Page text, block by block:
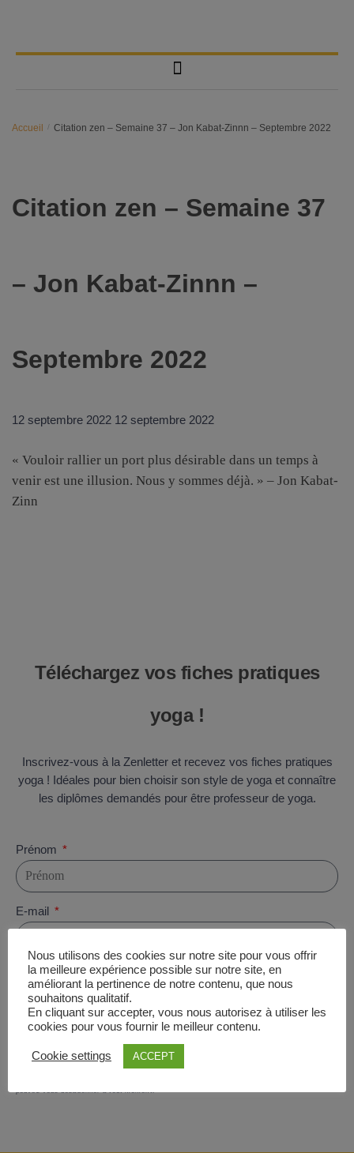
Accueil / Citation zen – Semaine 37 – Jon Kabat-Zinnn – Septembre 2022
Citation zen – Semaine 37
– Jon Kabat-Zinnn –
Septembre 2022
12 septembre 2022 12 septembre 2022
« Vouloir rallier un port plus désirable dans un temps à
venir est une illusion. Nous y sommes déjà. » – Jon Kabat-
Zinn
Téléchargez vos fiches pratiques
yoga !
Inscrivez-vous à la Zenletter et recevez vos fiches pratiques
yoga ! Idéales pour bien choisir son style de yoga et connaître
les diplômes demandés pour être professeur de yoga.
Prénom
E-mail
J'accepte de recevoir des emails de la part de Meozen
Je reçois mes fiches
Votre vie privée est notre absolue priorité : votre adresse email ne sera jamais cédée ni
revendue. En vous inscrivant ici, vous recevrez des articles, vidéos, offres commerciales,
podcasts et autres conseils pour une vie plus zen et tout ce qui peut vous y aider
pouvez vous désabonner à tout moment.
Nous utilisons des cookies sur notre site pour vous offrir
la meilleure expérience possible sur notre site, en
améliorant la pertinence de notre contenu, que nous
souhaitons qualitatif.
En cliquant sur accepter, vous nous autorisez à utiliser les
cookies pour vous fournir le meilleur contenu.
Cookie settings ACCEPT